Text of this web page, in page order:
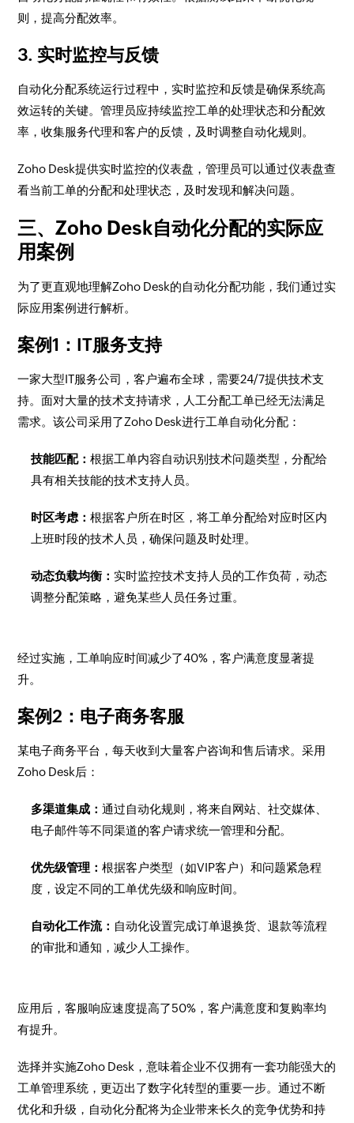
则，提高分配效率。
3. 实时监控与反馈
自动化分配系统运行过程中，实时监控和反馈是确保系统高
效运转的关键。管理员应持续监控工单的处理状态和分配效
率，收集服务代理和客户的反馈，及时调整自动化规则。
Zoho Desk提供实时监控的仪表盘，管理员可以通过仪表盘查
看当前工单的分配和处理状态，及时发现和解决问题。
三、Zoho Desk自动化分配的实际应
用案例
为了更直观地理解Zoho Desk的自动化分配功能，我们通过实
际应用案例进行解析。
案例1：IT服务支持
一家大型IT服务公司，客户遍布全球，需要24/7提供技术支
持。面对大量的技术支持请求，人工分配工单已经无法满足
需求。该公司采用了Zoho Desk进行工单自动化分配：
技能匹配：根据工单内容自动识别技术问题类型，分配给
具有相关技能的技术支持人员。
时区考虑：根据客户所在时区，将工单分配给对应时区内
上班时段的技术人员，确保问题及时处理。
动态负载均衡：实时监控技术支持人员的工作负荷，动态
调整分配策略，避免某些人员任务过重。
经过实施，工单响应时间减少了40%，客户满意度显著提
升。
案例2：电子商务客服
某电子商务平台，每天收到大量客户咨询和售后请求。采用
Zoho Desk后：
多渠道集成：通过自动化规则，将来自网站、社交媒体、
电子邮件等不同渠道的客户请求统一管理和分配。
优先级管理：根据客户类型（如VIP客户）和问题紧急程
度，设定不同的工单优先级和响应时间。
自动化工作流： 自动化设置完成订单退换货、退款等流程
的审批和通知，减少人工操作。
应用后，客服响应速度提高了50%，客户满意度和复购率均
有提升。
选择并实施Zoho Desk，意味着企业不仅拥有一套功能强大的
工单管理系统，更迈出了数字化转型的重要一步。通过不断
优化和升级，自动化分配将为企业带来长久的竞争优势和持